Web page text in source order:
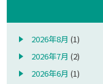
2026年8月 (1)
2026年7月 (2)
2026年6月 (1)